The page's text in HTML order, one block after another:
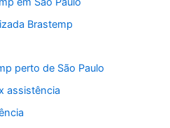
Brastemp
perto de São Paulo
assistência